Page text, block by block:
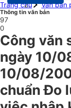
Trang chủ
Văn bản
Thông tin văn bản
97
0
Công văn
ngày 10/
10/08/
chuẩn Đo